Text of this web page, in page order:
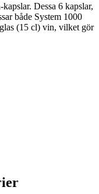
Dessa 6 kapslar,
både System 1000
(15 cl) vin, vilket gör